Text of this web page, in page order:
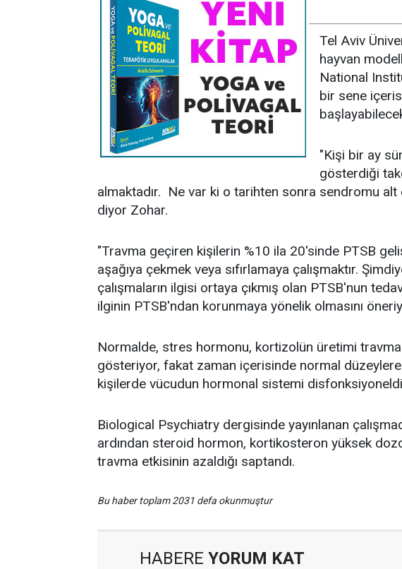
Tel Aviv
hayvan
National
bir sene
"Kişi bir ay
gösterdiği
almaktadır. Ne var ki o tarihten sonra sendromu alt
diyor Zohar.
"Travma geçiren kişilerin %10 ila 20'sinde PTSB
aşağıya çekmek veya sıfırlamaya çalışmaktır.
çalışmaların ilgisi ortaya çıkmış olan PTSB'nun
ilginin PTSB'ndan korunmaya yönelik olmasını
Normalde, stres hormonu, kortizolün üretimi
gösteriyor, fakat zaman içerisinde normal düzeylere
kişilerde vücudun hormonal sistemi
Biological Psychiatry dergisinde yayınlanan
ardından steroid hormon, kortikosteron yüksek
travma etkisinin azaldığı saptandı.
Bu haber toplam 2031 defa okunmuştur
HABERE YORUM KAT